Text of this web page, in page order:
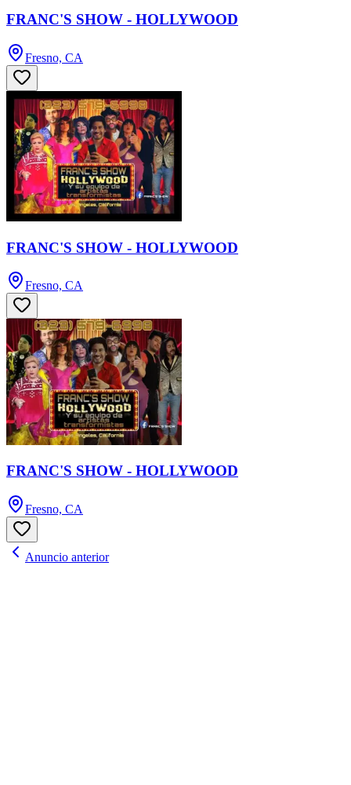
FRANC'S SHOW - HOLLYWOOD
Fresno, CA
FRANC'S SHOW - HOLLYWOOD
Fresno, CA
FRANC'S SHOW - HOLLYWOOD
Fresno, CA
Anuncio anterior